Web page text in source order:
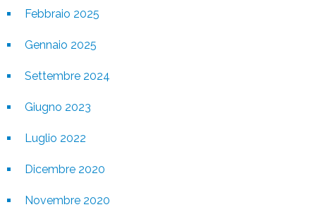
Febbraio 2025
Gennaio 2025
Settembre 2024
Giugno 2023
Luglio 2022
Dicembre 2020
Novembre 2020